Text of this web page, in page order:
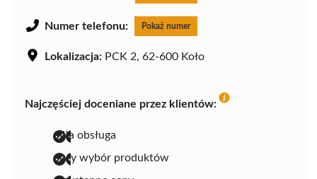
Numer telefonu: Pokaż numer
Lokalizacja: PCK 2, 62-600 Koło
Najczęściej doceniane przez klientów:
miła obsługa
duży wybór produktów